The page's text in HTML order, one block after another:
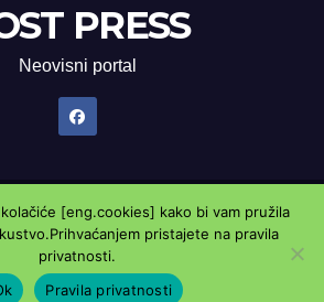
PRESS
Neovisni portal
| Theme: Newsup byThemeansar.
Kontaktirajte nasPravila privatnosti
[eng.cookies] kako bi vam pružila
pristajete na pravila
privatnosti.
Pravila privatnosti